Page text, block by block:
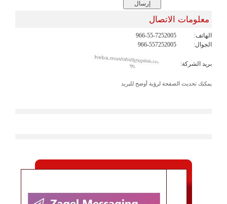
معلومات الاتصال
الهاتف:
966-55-7252005
الجوال:
966-557252005
بريد الشركة:
يمكنك تحديث الصفحة لرؤية أوضح للبريد